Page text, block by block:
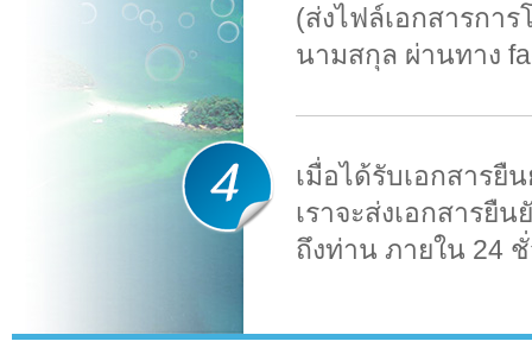
(ส่งไฟล์เอกสารกา
นามสกุล ผ่านทาง
เมื่อได้รับเอกสารยื
เราจะส่งเอกสารยื
ถึงท่าน ภายใน 24